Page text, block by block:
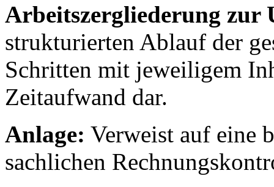
Arbeitszergliederung zur
strukturierten Ablauf der
Schritten mit jeweiligem
Zeitaufwand dar.
Anlage: Verweist auf eine
sachlichen